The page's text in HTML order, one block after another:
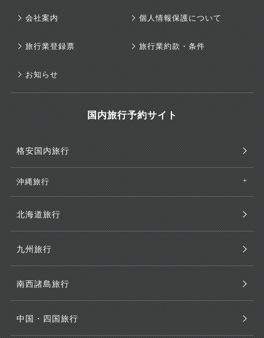
会社案内 個人情報保護について
旅行業登録票 旅行業約款・条件
お知らせ
国内旅行予約サイト
格安国内旅行
沖縄旅行
北海道旅行
九州旅行
南西諸島旅行
中国・四国旅行